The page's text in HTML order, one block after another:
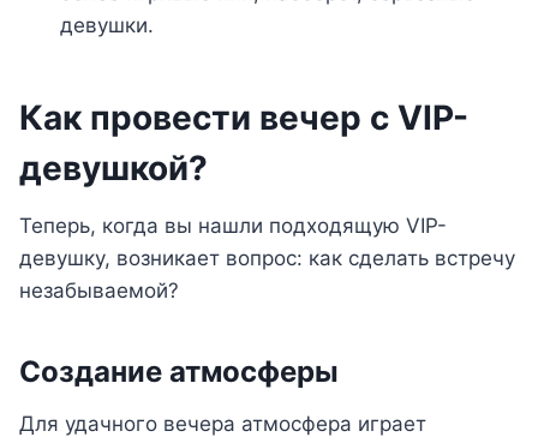
девушки.
Как провести вечер с VIP-
девушкой?
Теперь, когда вы нашли подходящую VIP-
девушку, возникает вопрос: как сделать встречу
незабываемой?
Создание атмосферы
Для удачного вечера атмосфера играет